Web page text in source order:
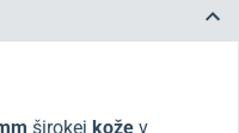
širokej kože v